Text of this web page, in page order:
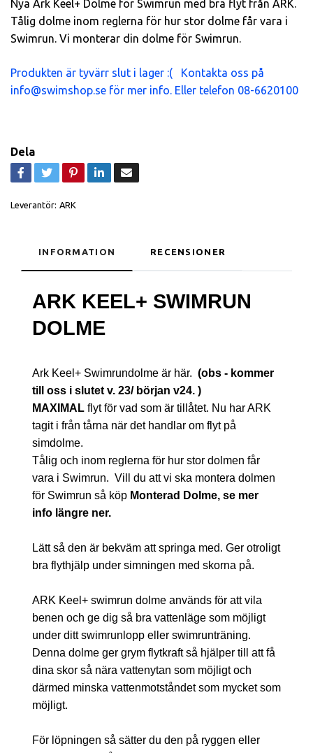
Nya Ark Keel+ Dolme för Swimrun med bra flyt från ARK.
Tålig dolme inom reglerna för hur stor dolme får vara i
Swimrun. Vi monterar din dolme för Swimrun.
Produkten är tyvärr slut i lager :( Kontakta oss på
info@swimshop.se för mer info. Eller telefon 08-6620100
Dela
Leverantör: ARK
INFORMATION RECENSIONER
ARK KEEL+ SWIMRUN
DOLME
Ark Keel+ Swimrundolme är här. (obs - kommer
till oss i slutet v. 23/ början v24. )
MAXIMAL flyt för vad som är tillåtet. Nu har ARK
tagit i från tårna när det handlar om flyt på
simdolme.
Tålig och inom reglerna för hur stor dolmen får
vara i Swimrun. Vill du att vi ska montera dolmen
för Swimrun så köp Monterad Dolme, se mer
info längre ner.
Lätt så den är bekväm att springa med. Ger otroligt
bra flythjälp under simningen med skorna på.
ARK Keel+ swimrun dolme används för att vila
benen och ge dig så bra vattenläge som möjligt
under ditt swimrunlopp eller swimrunträning.
Denna dolme ger grym flytkraft så hjälper till att få
dina skor så nära vattenytan som möjligt och
därmed minska vattenmotståndet som mycket som
möjligt.
För löpningen så sätter du den på ryggen eller